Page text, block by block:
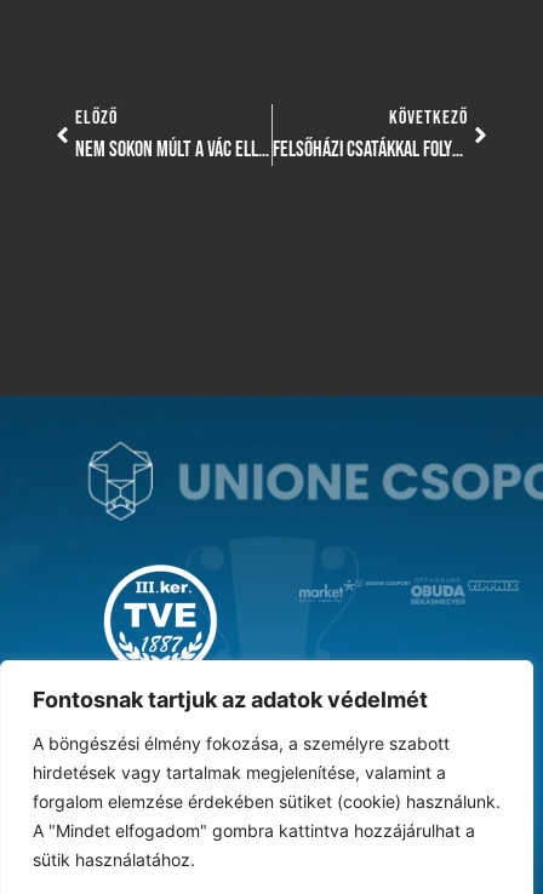
Fontosnak tartjuk az adatok védelmét
A böngészési élmény fokozása, a személyre szabott
hirdetések vagy tartalmak megjelenítése, valamint a
forgalom elemzése érdekében sütiket (cookie) használunk.
A "Mindet elfogadom" gombra kattintva hozzájárulhat a
sütik használatához.
ELŐZŐ
NEM SOKON MÚLT A VÁC ELLENI 100%-OS SIKER
KÖVETKEZŐ
FELSŐHÁZI CSATÁKKAL FOLYTATÓDOTT A BAJNOKSÁG SERDÜLŐ VÍZILABDACSAPATUNK SZÁMÁRA
MAGYAR KUPA GYŐZTES ‘31
DOKUMENTUMTÁRARCHÍVUMKARRIERSAJTÓTAOBESZÁMOLÓK